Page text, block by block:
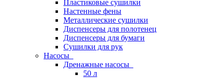
Пластиковые сушилки
Настенные фены
Металлические сушилки
Диспенсеры для полотенец
Диспенсеры для бумаги
Сушилки для рук
Насосы
Дренажные насосы
50 л